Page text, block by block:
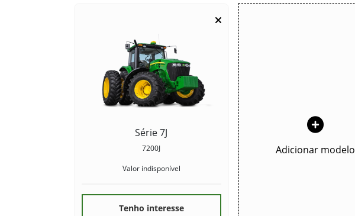
Série 7J
7200J
Valor indisponível
Tenho interesse
Adicionar modelo